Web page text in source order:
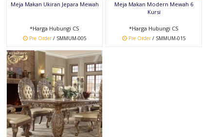
Meja Makan Ukiran Jepara Mewah
*Harga Hubungi CS
Pre Order/ SMMUM-005
Meja Makan Modern Mewah 6
Kursi
*Harga Hubungi CS
Pre Order/ SMMUM-015